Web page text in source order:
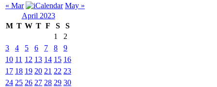
« Mar
May »
April 2023
M T W T F S
S
1
2
3
4 5 6 7 8
9
10 11 12 13 14 15 16
17 18 19 20 21 22 23
24 25 26 27 28 29 30